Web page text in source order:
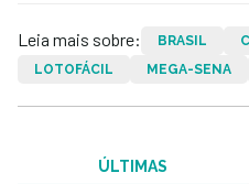
Leia mais sobre: BRASIL
LOTOFÁCIL
MEGA-SENA
ÚLTIMAS